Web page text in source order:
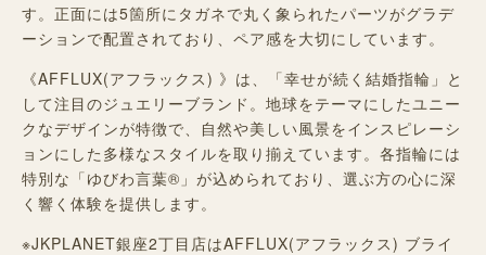
す。正面には5箇所にタガネで丸く象られたパーツがグラデ
ーションで配置されており、ペア感を大切にしています。
《AFFLUX(アフラックス) 》は、「幸せが続く結婚指輪」と
して注目のジュエリーブランド。地球をテーマにしたユニー
クなデザインが特徴で、自然や美しい風景をインスピレーシ
ョンにした多様なスタイルを取り揃えています。各指輪には
特別な「ゆびわ言葉®」が込められており、選ぶ方の心に深
く響く体験を提供します。
※JKPLANET銀座2丁目店はAFFLUX(アフラックス) ブライ